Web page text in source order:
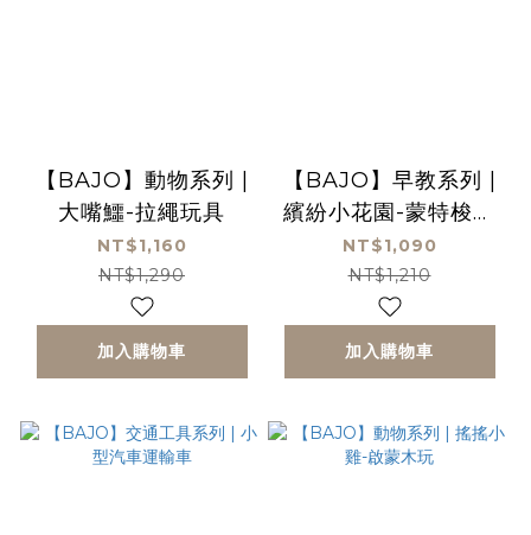
【BAJO】動物系列 |
大嘴鱷-拉繩玩具
NT$1,160
NT$1,290
加入購物車
【BAJO】早教系列 |
繽紛小花園-蒙特梭利
穿線板
NT$1,090
NT$1,210
加入購物車